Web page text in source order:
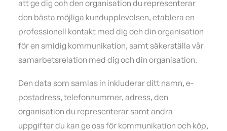
att ge dig och den organisation du representerar
den bästa möjliga kundupplevelsen, etablera en
professionell kontakt med dig och din organisation
för en smidig kommunikation, samt säkerställa vår
samarbetsrelation med dig och din organisation.
Den data som samlas in inkluderar ditt namn, e-
postadress, telefonnummer, adress, den
organisation du representerar samt andra
uppgifter du kan ge oss för kommunikation och köp,